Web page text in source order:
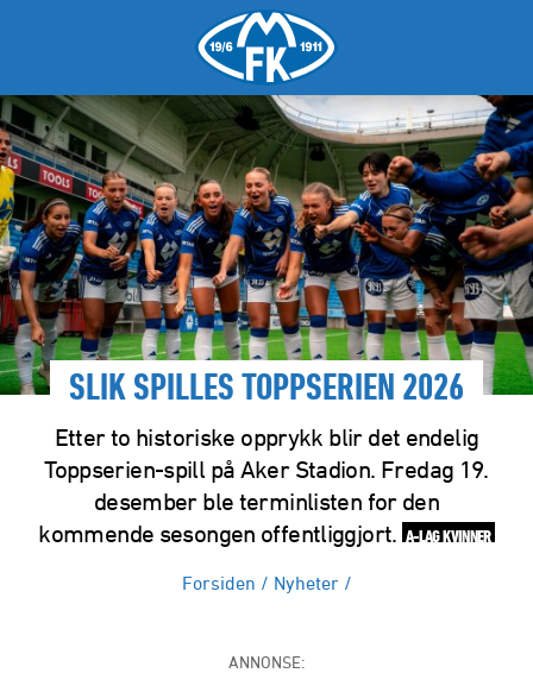
SLIK SPILLES TOPPSERIEN 2026
Etter to historiske opprykk blir det endelig
Toppserien-spill på Aker Stadion. Fredag 19.
desember ble terminlisten for den
kommende sesongen offentliggjort. A-LAG KVINNER
Forsiden / Nyheter /
ANNONSE: